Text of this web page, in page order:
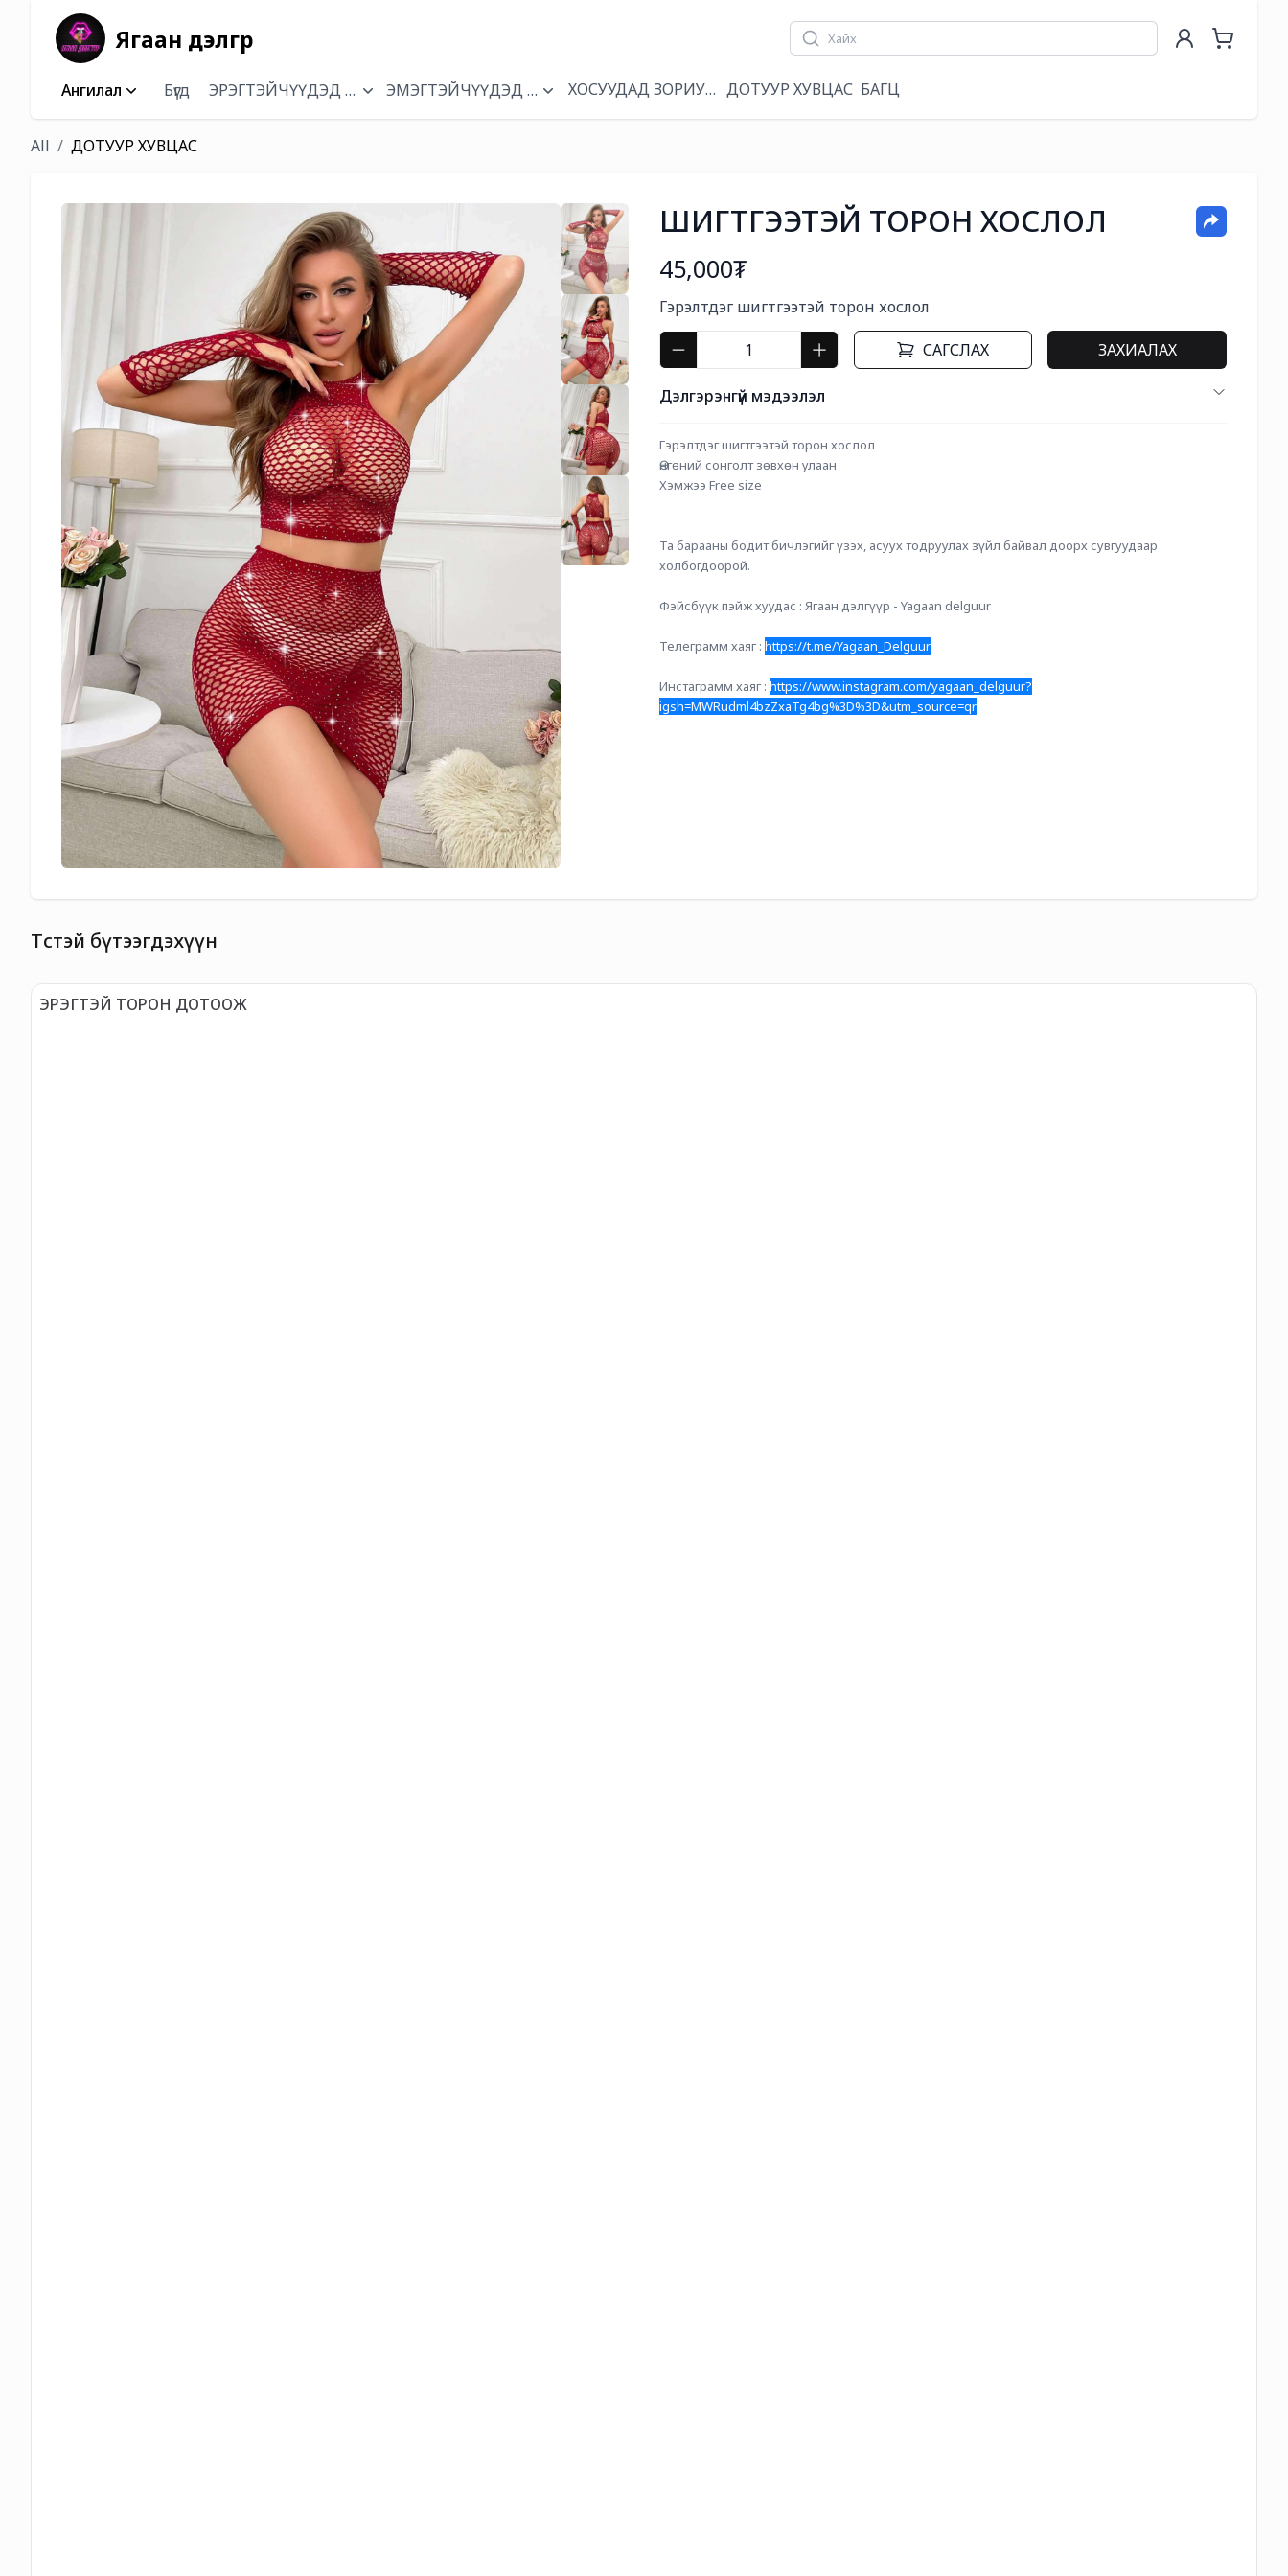
Ягаан дэлгүүр
Ангилал Бүгд ЭРЭГТЭЙЧҮҮДЭД ЗОРИУЛСАНЭМЭГТЭЙЧҮҮДЭД ЗОРИУЛСАНХОСУУДАД ЗОРИУЛСАНДОТУУР ХУВЦАС БАГЦ
All ДОТУУР ХУВЦАС
ШИГТГЭЭТЭЙ ТОРОН ХОСЛОЛ
45,000₮
Гэрэлтдэг шигтгээтэй торон хослол
САГСЛАХ ЗАХИАЛАХ
Дэлгэрэнгүй мэдээлэл
Гэрэлтдэг шигтгээтэй торон хослол
Өнгөний сонголт зөвхөн улаан
Хэмжээ Free size
Та барааны бодит бичлэгийг үзэх, асуух тодруулах зүйл байвал доорх сувгуудаар
холбогдоорой.
Фэйсбүүк пэйж хуудас : Ягаан дэлгүүр - Yagaan delguur
Телеграмм хаяг : https://t.me/Yagaan_Delguur
Инстаграмм хаяг : https://www.instagram.com/yagaan_delguur?
igsh=MWRudml4bzZxaTg4bg%3D%3D&utm_source=qr
Төстэй бүтээгдэхүүн
ЭРЭГТЭЙ ТОРОН ДОТООЖ